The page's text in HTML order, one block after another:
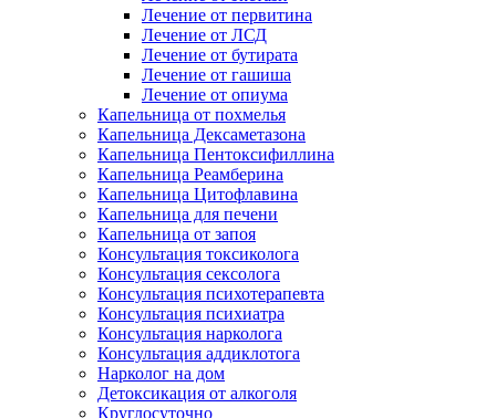
Лечение от первитина
Лечение от ЛСД
Лечение от бутирата
Лечение от гашиша
Лечение от опиума
Капельница от похмелья
Капельница Дексаметазона
Капельница Пентоксифиллина
Капельница Реамберина
Капельница Цитофлавина
Капельница для печени
Капельница от запоя
Консультация токсиколога
Консультация сексолога
Консультация психотерапевта
Консультация психиатра
Консультация нарколога
Консультация аддиклотога
Нарколог на дом
Детоксикация от алкоголя
Круглосуточно